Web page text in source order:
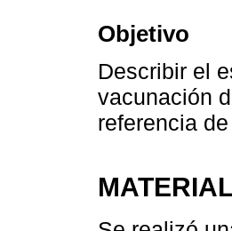
Objetivo
Describir el
vacunación
referencia